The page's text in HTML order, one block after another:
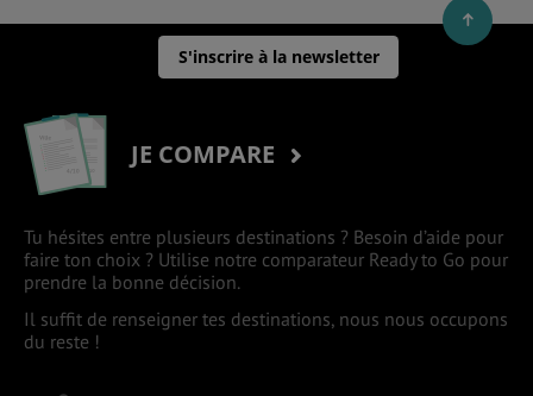
S'inscrire à la newsletter
JE COMPARE
Tu hésites entre plusieurs destinations ? Besoin d’aide pour
faire ton choix ? Utilise notre comparateur Ready to Go pour
prendre la bonne décision.
Il suffit de renseigner tes destinations, nous nous occupons
du reste !